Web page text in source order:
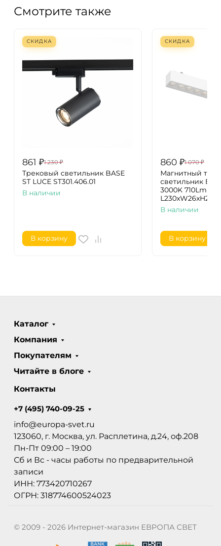
Смотрите также
СКИДКА
861 ₽1 230 ₽
Трековый светильник BASE
ST LUCE ST301.406.01
В наличии
В корзину
СКИДКА
860 ₽1 070 ₽
Магнитный
светильник
3000K 710Lm
L230xW26xH24 4
В наличии
В корзину
Каталог
Компания
Покупателям
Читайте в блоге
Контакты
+7 (495) 740-09-25
info@europa-svet.ru
123060, г. Москва, ул. Расплетина, д.24, оф.208
Пн-Пт 09:00 – 19:00
Сб и Вс - часы работы по предварительной
записи
ИНН: 773420710267
ОГРН: 318774600524023
© 2009 - 2026 Интернет-магазин ЕВРОПА СВЕТ